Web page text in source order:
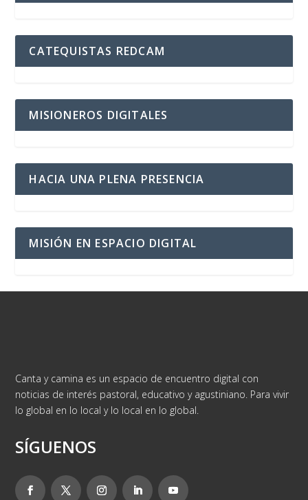
CATEQUISTAS REDCAM
MISIONEROS DIGITALES
HACIA UNA PLENA PRESENCIA
MISIÓN EN ESPACIO DIGITAL
Canta y camina es un espacio de encuentro digital con
noticias de interés pastoral, educativo y agustiniano. Para vivir
lo global en lo local y lo local en lo global.
SÍGUENOS